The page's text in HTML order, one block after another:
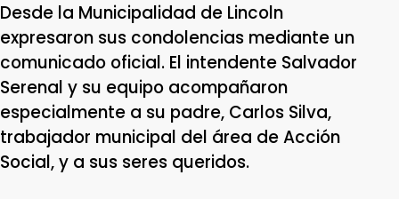
Desde la Municipalidad de Lincoln
expresaron sus condolencias mediante un
comunicado oficial. El intendente Salvador
Serenal y su equipo acompañaron
especialmente a su padre, Carlos Silva,
trabajador municipal del área de Acción
Social, y a sus seres queridos.